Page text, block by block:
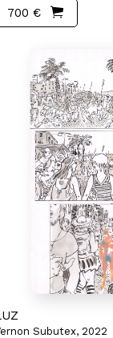
700 €
Subutex, 2022